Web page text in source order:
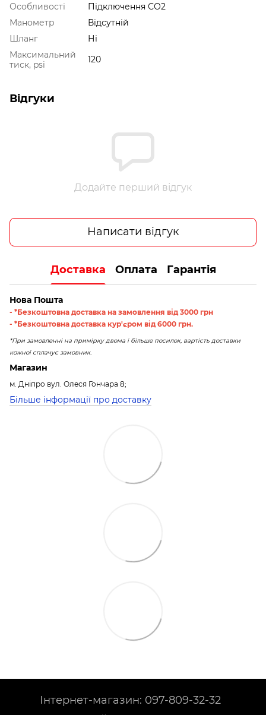
Особливості
Підключення СО2
Манометр
Відсутній
Шланг
Ні
Максимальний
тиск, psi
120
Відгуки
Додайте перший відгук
Написати відгук
Доставка Оплата Гарантія
Нова Пошта
- *Безкоштовна доставка на замовлення від 3000 грн
- *Безкоштовна доставка кур'єром від 6000 грн.
*При замовленні на примірку двома і більше посилок, вартість доставки
кожної сплачує замовник.
Магазин
м. Дніпро вул. Олеся Гончара 8;
Більше інформації про доставку
Інтернет-магазин: 097-809-32-32